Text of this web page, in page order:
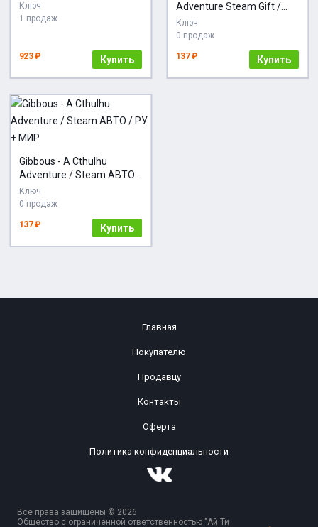
Ключ
1 продаж
923 ₽ Купить
Adventure Steam Gift /
Россия + МИР / АВТО
Ключ
0 продаж
137 ₽ Купить
Gibbous - A Cthulhu
Adventure / Steam АВТО /
РУ + МИР
Ключ
0 продаж
137 ₽ Купить
Главная
Покупателю
Продавцу
Контакты
Оферта
Политика конфиденциальности
Все права защищены © 2026
Общество с ограниченной ответственностью "Ай Ти